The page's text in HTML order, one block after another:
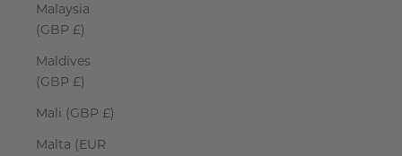
Malaysia
(GBP £)
Maldives
(GBP £)
Mali (GBP £)
Malta (EUR